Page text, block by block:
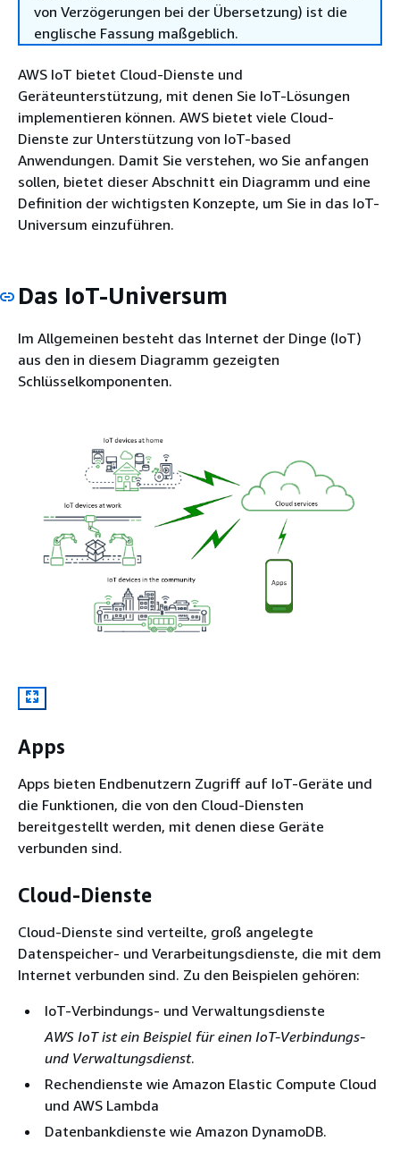
von Verzögerungen bei der Übersetzung) ist die
englische Fassung maßgeblich.
AWS IoT bietet Cloud-Dienste und
Geräteunterstützung, mit denen Sie IoT-Lösungen
implementieren können. AWS bietet viele Cloud-
Dienste zur Unterstützung von IoT-based
Anwendungen. Damit Sie verstehen, wo Sie anfangen
sollen, bietet dieser Abschnitt ein Diagramm und eine
Definition der wichtigsten Konzepte, um Sie in das IoT-
Universum einzuführen.
Das IoT-Universum
Im Allgemeinen besteht das Internet der Dinge (IoT)
aus den in diesem Diagramm gezeigten
Schlüsselkomponenten.
Apps
Apps bieten Endbenutzern Zugriff auf IoT-Geräte und
die Funktionen, die von den Cloud-Diensten
bereitgestellt werden, mit denen diese Geräte
verbunden sind.
Cloud-Dienste
Cloud-Dienste sind verteilte, groß angelegte
Datenspeicher- und Verarbeitungsdienste, die mit dem
Internet verbunden sind. Zu den Beispielen gehören:
IoT-Verbindungs- und Verwaltungsdienste
AWS IoT ist ein Beispiel für einen IoT-Verbindungs-
und Verwaltungsdienst.
Rechendienste wie Amazon Elastic Compute Cloud
und AWS Lambda
Datenbankdienste wie Amazon DynamoDB.